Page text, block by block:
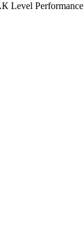
Level Performance